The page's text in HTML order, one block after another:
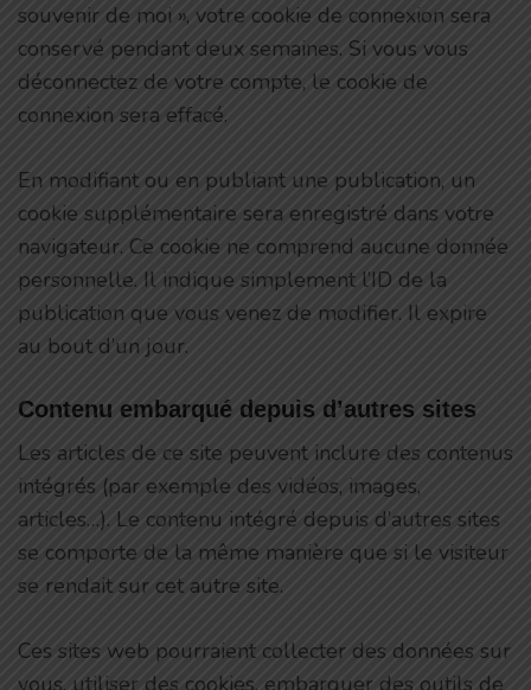
souvenir de moi », votre cookie de connexion sera
conservé pendant deux semaines. Si vous vous
déconnectez de votre compte, le cookie de
connexion sera effacé.
En modifiant ou en publiant une publication, un
cookie supplémentaire sera enregistré dans votre
navigateur. Ce cookie ne comprend aucune donnée
personnelle. Il indique simplement l’ID de la
publication que vous venez de modifier. Il expire
au bout d’un jour.
Contenu embarqué depuis d’autres sites
Les articles de ce site peuvent inclure des contenus
intégrés (par exemple des vidéos, images,
articles…). Le contenu intégré depuis d’autres sites
se comporte de la même manière que si le visiteur
se rendait sur cet autre site.
Ces sites web pourraient collecter des données sur
vous, utiliser des cookies, embarquer des outils de